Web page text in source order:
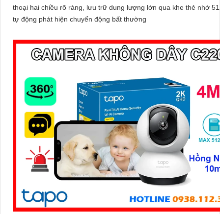
thoại hai chiều rõ ràng, lưu trữ dung lượng lớn qua khe thẻ nhớ
tự động phát hiện chuyển động bất thường